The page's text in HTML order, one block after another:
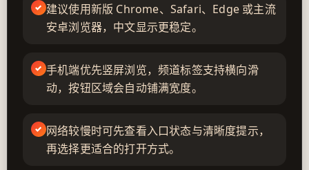
建议使用新版 Chrome、Safari、Edge 或主流
安卓浏览器，中文显示更稳定。
手机端优先竖屏浏览，频道标签支持横向滑
动，按钮区域会自动铺满宽度。
网络较慢时可先查看入口状态与清晰度提示，
再选择更适合的打开方式。